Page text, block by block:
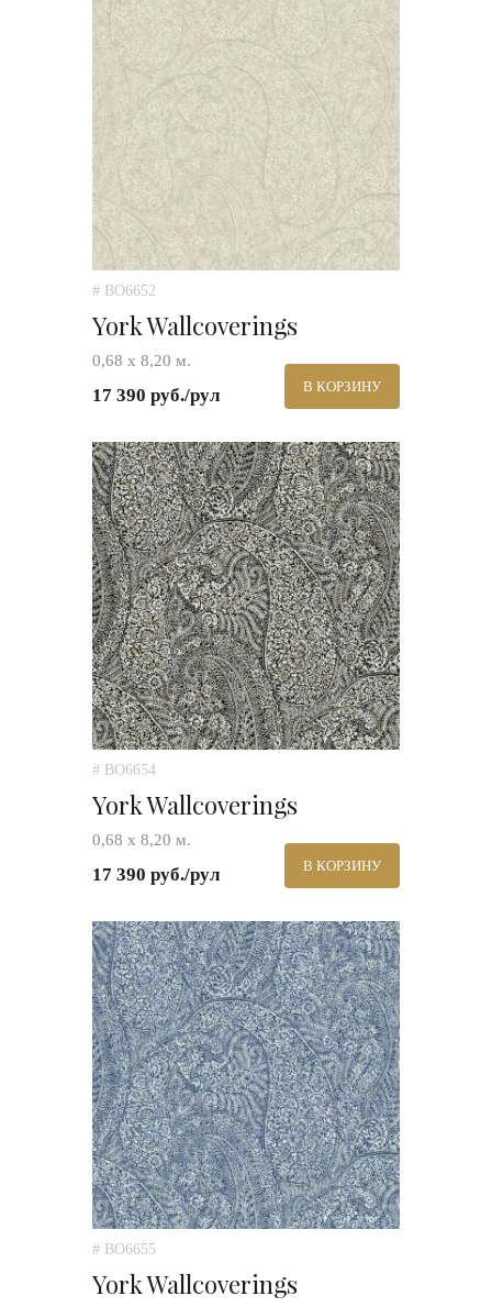
# BO6652
York Wallcoverings
0,68 х 8,20 м.
17 390 руб./рул В КОРЗИНУ
# BO6654
York Wallcoverings
0,68 х 8,20 м.
17 390 руб./рул В КОРЗИНУ
# BO6655
York Wallcoverings